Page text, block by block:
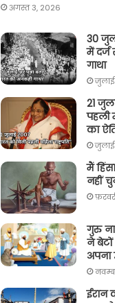
अगस्त 3, 2026
30
में दर्ज
गाथा
21
पहली
का
मैं
नहीं
गुरु
ने बेटों
अपना
ईरान